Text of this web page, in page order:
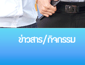
ข่าวสาร/กิจกรรม